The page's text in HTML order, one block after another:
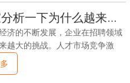
之前，创业公司需要先了解自己
且选择一个专业匹配的猎头公
面的优劣直接影响着企业的竞争
化方面，山东的猎头企业应提升
，通过信息科技手段提高自身效
平。猎头行业的挑战不仅仅是招
量和素质，更包括利用各种大数
沿技术，深入挖掘客户需求，精
为大家分析一下为什么越来越多企业选择山东猎头公司
济的不断发展，企业在招聘领域
越大的挑战。人才市场竞争激
招聘模式已经不能满足企业的需
情况下，越来越多的企业转向猎